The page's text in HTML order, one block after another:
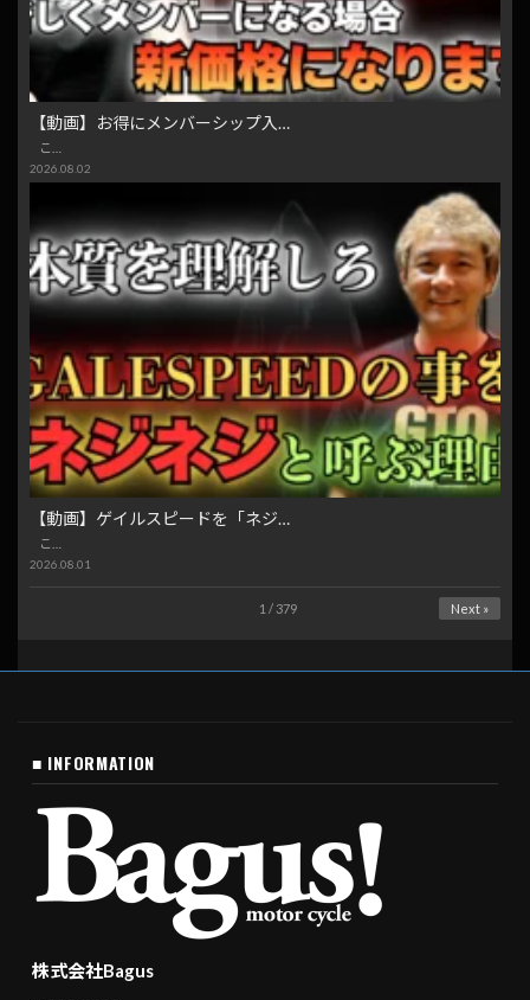
【動画】お得にメンバーシップ入…
こ…
2026.08.02
【動画】ゲイルスピードを「ネジ…
こ…
2026.08.01
1 / 379 Next »
■ INFORMATION
株式会社Bagus